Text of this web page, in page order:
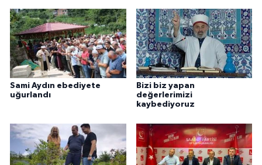
Sami Aydın ebediyete
uğurlandı
Bizi biz yapan
değerlerimizi
kaybediyoruz